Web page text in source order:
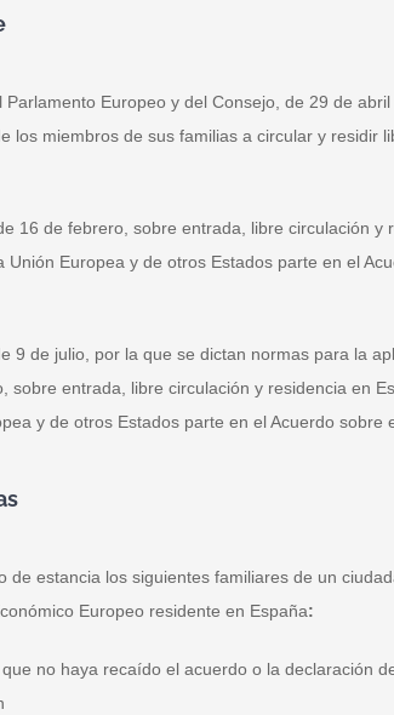
Parlamento Europeo y del Consejo, de 29 de
los miembros de sus familias a circular y residir
16 de febrero, sobre entrada, libre circulación y
Unión Europea y de otros Estados parte en el
9 de julio, por la que se dictan normas para la
sobre entrada, libre circulación y residencia en
y de otros Estados parte en el Acuerdo sobre
de estancia los siguientes familiares de un
Europeo residente en España:
no haya recaído el acuerdo o la declaración